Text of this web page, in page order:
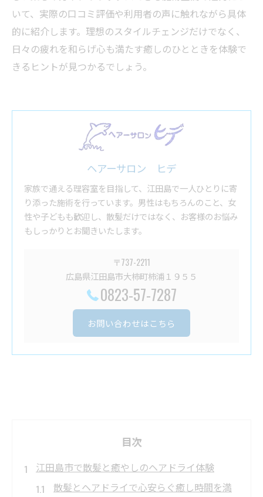
いて、実際の口コミ評価や利用者の声に触れながら具体
的に紹介します。理想のスタイルチェンジだけでなく、
日々の疲れを和らげ心も満たす癒しのひとときを体験で
きるヒントが見つかるでしょう。
ヘアーサロン ヒデ
家族で通える理容室を目指して、江田島で一人ひとりに寄
り添った施術を行っています。男性はもちろんのこと、女
性や子どもも歓迎し、散髪だけではなく、お客様のお悩み
もしっかりとお聞きいたします。
〒737-2211
広島県江田島市大柿町柿浦１９５５
0823-57-7287
お問い合わせはこちら
目次
江田島市で散髪と癒やしのヘアドライ体験
散髪とヘアドライで心安らぐ癒し時間を満